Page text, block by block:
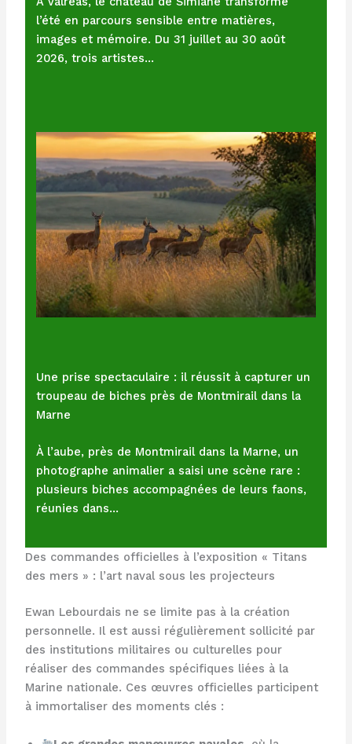
l’été en parcours sensible entre matières,
images et mémoire. Du 31 juillet au 30 août
2026, trois artistes…
Une prise spectaculaire : il réussit à capturer un
troupeau de biches près de Montmirail dans la
Marne
À l’aube, près de Montmirail dans la Marne, un
photographe animalier a saisi une scène rare :
plusieurs biches accompagnées de leurs faons,
réunies dans…
Des commandes officielles à l’exposition « Titans
des mers » : l’art naval sous les projecteurs
Ewan Lebourdais ne se limite pas à la création
personnelle. Il est aussi régulièrement sollicité par
des institutions militaires ou culturelles pour
réaliser des commandes spécifiques liées à la
Marine nationale. Ces œuvres officielles participent
à immortaliser des moments clés :